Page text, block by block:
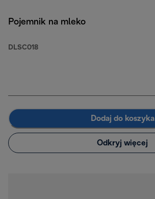
Pojemnik na mleko
DLSC018
Dodaj do koszyka
Odkryj więcej